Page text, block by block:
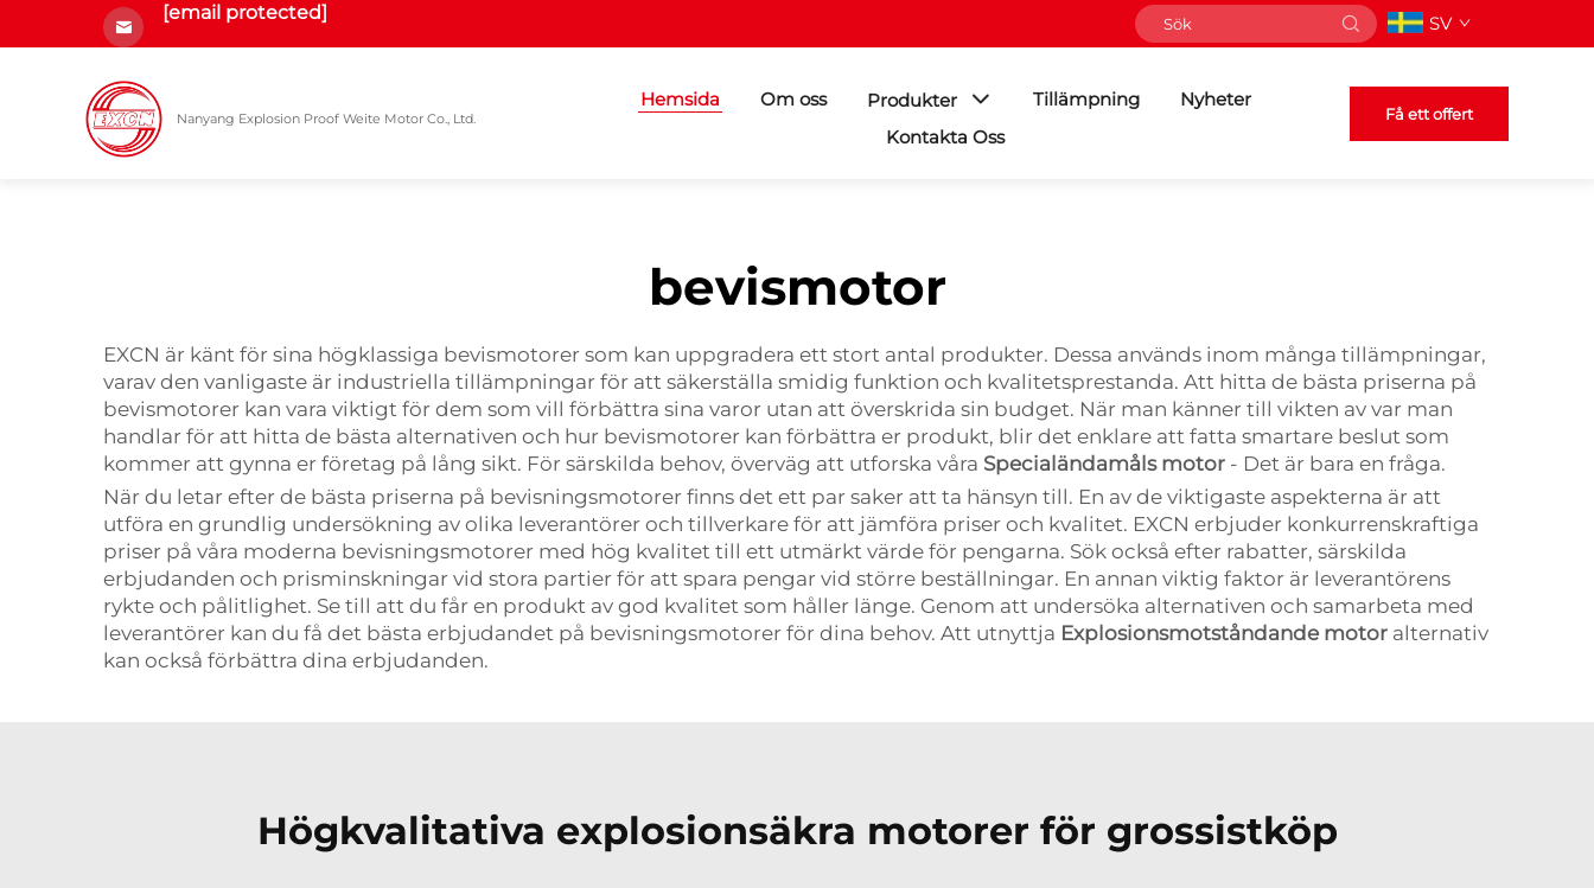
[email protected] SV
Nanyang Explosion Proof Weite Motor Co., Ltd.
Hemsida Om oss Produkter Tillämpning
Nyheter
Kontakta Oss
Få ett offert
bevismotor
EXCN är känt för sina högklassiga bevismotorer som kan uppgradera ett stort antal produkter. Dessa används inom många tillämpningar,
varav den vanligaste är industriella tillämpningar för att säkerställa smidig funktion och kvalitetsprestanda. Att hitta de bästa priserna på
bevismotorer kan vara viktigt för dem som vill förbättra sina varor utan att överskrida sin budget. När man känner till vikten av var man
handlar för att hitta de bästa alternativen och hur bevismotorer kan förbättra er produkt, blir det enklare att fatta smartare beslut som
kommer att gynna er företag på lång sikt. För särskilda behov, överväg att utforska våra Specialändamåls motor - Det är bara en fråga.
När du letar efter de bästa priserna på bevisningsmotorer finns det ett par saker att ta hänsyn till. En av de viktigaste aspekterna är att
utföra en grundlig undersökning av olika leverantörer och tillverkare för att jämföra priser och kvalitet. EXCN erbjuder konkurrenskraftiga
priser på våra moderna bevisningsmotorer med hög kvalitet till ett utmärkt värde för pengarna. Sök också efter rabatter, särskilda
erbjudanden och prisminskningar vid stora partier för att spara pengar vid större beställningar. En annan viktig faktor är leverantörens
rykte och pålitlighet. Se till att du får en produkt av god kvalitet som håller länge. Genom att undersöka alternativen och samarbeta med
leverantörer kan du få det bästa erbjudandet på bevisningsmotorer för dina behov. Att utnyttja Explosionsmotståndande motor alternativ
kan också förbättra dina erbjudanden.
Högkvalitativa explosionsäkra motorer för grossistköp